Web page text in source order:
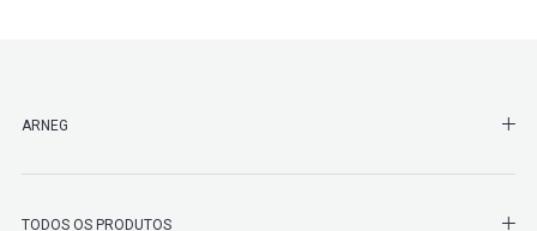
ARNEG
TODOS OS PRODUTOS